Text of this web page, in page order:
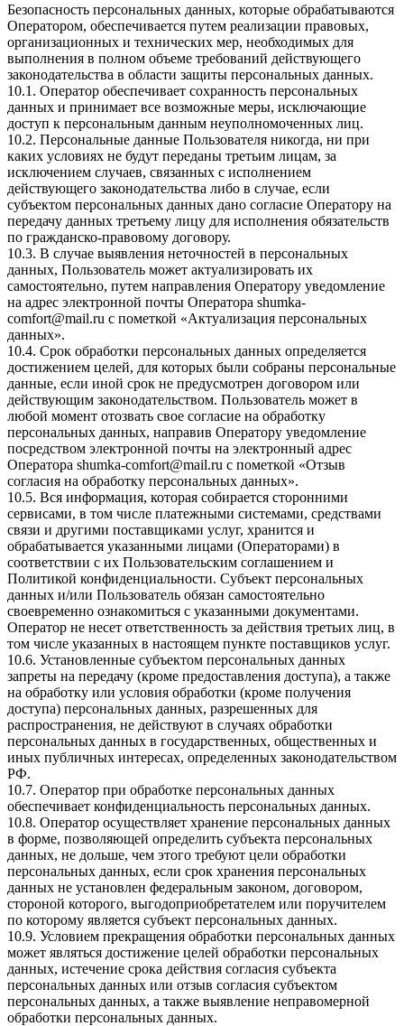
Безопасность персональных данных, которые обрабатываются
Оператором, обеспечивается путем реализации правовых,
организационных и технических мер, необходимых для
выполнения в полном объеме требований действующего
законодательства в области защиты персональных данных.
10.1. Оператор обеспечивает сохранность персональных
данных и принимает все возможные меры, исключающие
доступ к персональным данным неуполномоченных лиц.
10.2. Персональные данные Пользователя никогда, ни при
каких условиях не будут переданы третьим лицам, за
исключением случаев, связанных с исполнением
действующего законодательства либо в случае, если
субъектом персональных данных дано согласие Оператору на
передачу данных третьему лицу для исполнения обязательств
по гражданско-правовому договору.
10.3. В случае выявления неточностей в персональных
данных, Пользователь может актуализировать их
самостоятельно, путем направления Оператору уведомление
на адрес электронной почты Оператора shumka-
comfort@mail.ru с пометкой «Актуализация персональных
данных».
10.4. Срок обработки персональных данных определяется
достижением целей, для которых были собраны персональные
данные, если иной срок не предусмотрен договором или
действующим законодательством. Пользователь может в
любой момент отозвать свое согласие на обработку
персональных данных, направив Оператору уведомление
посредством электронной почты на электронный адрес
Оператора shumka-comfort@mail.ru с пометкой «Отзыв
согласия на обработку персональных данных».
10.5. Вся информация, которая собирается сторонними
сервисами, в том числе платежными системами, средствами
связи и другими поставщиками услуг, хранится и
обрабатывается указанными лицами (Операторами) в
соответствии с их Пользовательским соглашением и
Политикой конфиденциальности. Субъект персональных
данных и/или Пользователь обязан самостоятельно
своевременно ознакомиться с указанными документами.
Оператор не несет ответственность за действия третьих лиц, в
том числе указанных в настоящем пункте поставщиков услуг.
10.6. Установленные субъектом персональных данных
запреты на передачу (кроме предоставления доступа), а также
на обработку или условия обработки (кроме получения
доступа) персональных данных, разрешенных для
распространения, не действуют в случаях обработки
персональных данных в государственных, общественных и
иных публичных интересах, определенных законодательством
РФ.
10.7. Оператор при обработке персональных данных
обеспечивает конфиденциальность персональных данных.
10.8. Оператор осуществляет хранение персональных данных
в форме, позволяющей определить субъекта персональных
данных, не дольше, чем этого требуют цели обработки
персональных данных, если срок хранения персональных
данных не установлен федеральным законом, договором,
стороной которого, выгодоприобретателем или поручителем
по которому является субъект персональных данных.
10.9. Условием прекращения обработки персональных данных
может являться достижение целей обработки персональных
данных, истечение срока действия согласия субъекта
персональных данных или отзыв согласия субъектом
персональных данных, а также выявление неправомерной
обработки персональных данных.